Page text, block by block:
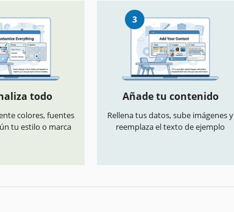
todo
colores, fuentes
tu estilo o marca
3
Añade tu contenido
Rellena tus datos, sube imágenes y
reemplaza el texto de ejemplo